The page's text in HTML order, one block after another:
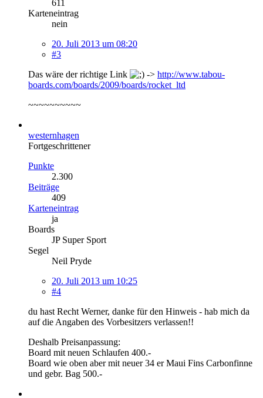
611
Karteneintrag
nein
20. Juli 2013 um 08:20
#3
Das wäre der richtige Link
-> http://www.tabou-
boards.com/boards/2009/boards/rocket_ltd
~~~~~~~~~~
westernhagen
Fortgeschrittener
Punkte
2.300
Beiträge
409
Karteneintrag
ja
Boards
JP Super Sport
Segel
Neil Pryde
20. Juli 2013 um 10:25
#4
du hast Recht Werner, danke für den Hinweis - hab mich da
auf die Angaben des Vorbesitzers verlassen!!
Deshalb Preisanpassung:
Board mit neuen Schlaufen 400.-
Board wie oben aber mit neuer 34 er Maui Fins Carbonfinne
und gebr. Bag 500.-